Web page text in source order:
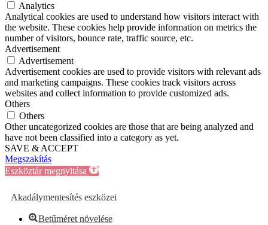
Analytics
Analytical cookies are used to understand how visitors interact with
the website. These cookies help provide information on metrics the
number of visitors, bounce rate, traffic source, etc.
Advertisement
Advertisement
Advertisement cookies are used to provide visitors with relevant ads
and marketing campaigns. These cookies track visitors across
websites and collect information to provide customized ads.
Others
Others
Other uncategorized cookies are those that are being analyzed and
have not been classified into a category as yet.
SAVE & ACCEPT
Megszakítás
Eszköztár megnyitása
Akadálymentesítés eszközei
Betűméret növelése